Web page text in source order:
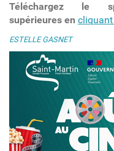
Téléchargez le
supérieures en
ESTELLE GASNET